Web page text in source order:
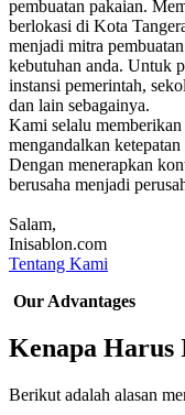
pembuatan pakaian.
berlokasi di Kota
menjadi mitra
kebutuhan anda. Untuk
instansi pemerintah,
dan lain sebagainya.
Kami selalu
mengandalkan
Dengan menerapkan
berusaha menjadi
Salam,
Inisablon.com
Tentang Kami
Our Advantages
Kenapa Harus
Berikut adalah alasan